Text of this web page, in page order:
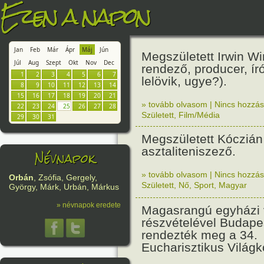
Ezen a napon
Jan Feb Már Ápr Máj
Jún
Júl
Aug Szept Okt Nov
Dec
1
2 3 4 5 6
7
8
9 10 11 12 13
14
15
16 17 18 19 20
21
22
23 24 25 26 27
28
29
30 31
Névnapok
Orbán, Zsófia, Gergely,
György, Márk, Urbán, Márkus
» névnapok eredete
Megszületett Irwin
rendező, producer,
lelövik, ugye?).
» tovább olvasom | Nincs
Született Film/Média
Megszületett
asztaliteniszező.
» tovább olvasom | Nincs
Született Nő Sport Magyar
Magasrangú egyházi
részvételével
rendezték meg a 34.
Eucharisztikus